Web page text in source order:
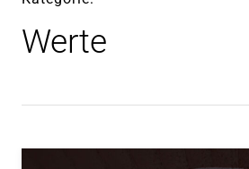
Werte